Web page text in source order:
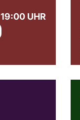
19:00 UHR